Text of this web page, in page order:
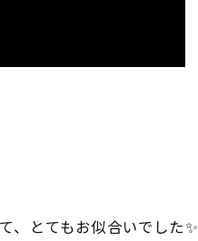
、とてもお似合いでした✨️